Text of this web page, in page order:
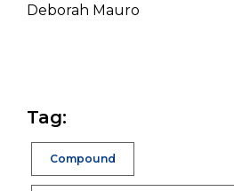
Deborah Mauro
Tag:
Compound